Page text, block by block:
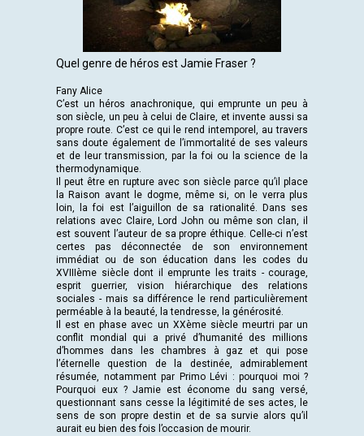
Quel genre de héros est Jamie Fraser ?
Fany Alice
C’est un héros anachronique, qui emprunte un peu à
son siècle, un peu à celui de Claire, et invente aussi sa
propre route. C’est ce qui le rend intemporel, au travers
sans doute également de l’immortalité de ses valeurs
et de leur transmission, par la foi ou la science de la
thermodynamique.
Il peut être en rupture avec son siècle parce qu’il place
la Raison avant le dogme, même si, on le verra plus
loin, la foi est l’aiguillon de sa rationalité. Dans ses
relations avec Claire, Lord John ou même son clan, il
est souvent l’auteur de sa propre éthique. Celle-ci n’est
certes pas déconnectée de son environnement
immédiat ou de son éducation dans les codes du
XVIIIème siècle dont il emprunte les traits - courage,
esprit guerrier, vision hiérarchique des relations
sociales - mais sa différence le rend particulièrement
perméable à la beauté, la tendresse, la générosité.
Il est en phase avec un XXème siècle meurtri par un
conflit mondial qui a privé d’humanité des millions
d’hommes dans les chambres à gaz et qui pose
l’éternelle question de la destinée, admirablement
résumée, notamment par Primo Lévi : pourquoi moi ?
Pourquoi eux ? Jamie est économe du sang versé,
questionnant sans cesse la légitimité de ses actes, le
sens de son propre destin et de sa survie alors qu’il
aurait eu bien des fois l’occasion de mourir.